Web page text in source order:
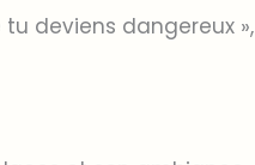
tu deviens dangereux »,